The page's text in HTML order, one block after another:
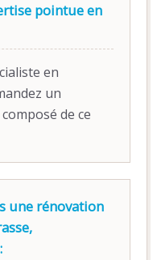
pointue en
en
un
de ce
une rénovation